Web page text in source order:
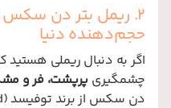
2. ریمل بتر دن سکس
حجم‌دهنده دنیا
اگر به دنبال ریملی هستید
چشمگیری پرپشت، فر و